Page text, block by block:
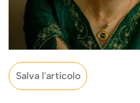
Salva l'articolo